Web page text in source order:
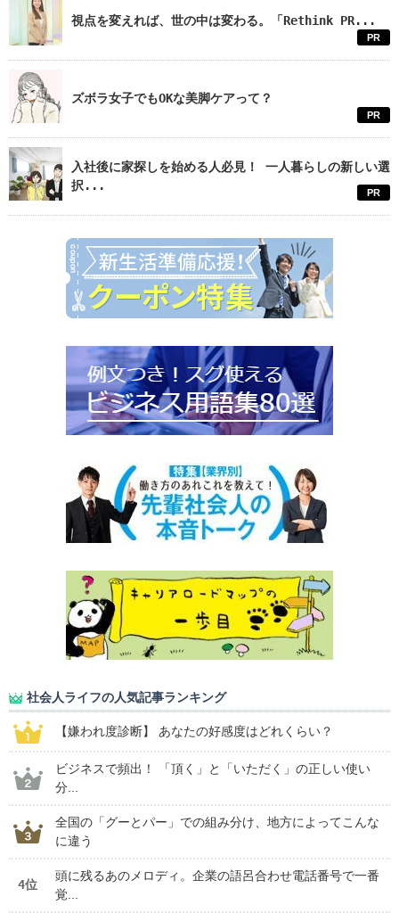
視点を変えれば、世の中は変わる。「Rethink PR...
PR
ズボラ女子でもOKな美脚ケアって？
PR
入社後に家探しを始める人必見！ 一人暮らしの新しい選
択...
PR
社会人ライフの人気記事ランキング
【嫌われ度診断】 あなたの好感度はどれくらい？
ビジネスで頻出！ 「頂く」と「いただく」の正しい使い
分...
全国の「グーとパー」での組み分け、地方によってこんな
に違う
4位
頭に残るあのメロディ。企業の語呂合わせ電話番号で一番
覚...